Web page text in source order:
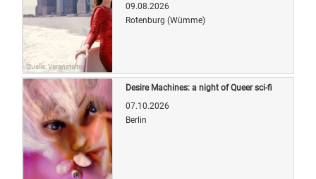
Quelle: Veranstalter
09.08.2026
Rotenburg (Wümme)
Desire Machines: a night of Queer sci-fi
07.10.2026
Berlin